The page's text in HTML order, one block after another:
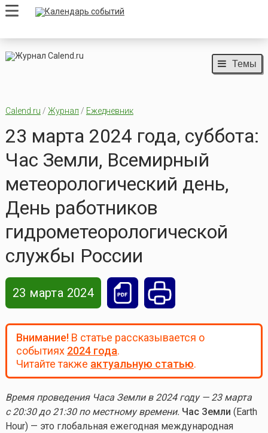
Темы
Calend.ru / Журнал / Ежедневник
23 марта 2024 года, суббота:
Час Земли, Всемирный
метеорологический день,
День работников
гидрометеорологической
службы России
23 марта 2024
Внимание!В статье рассказывается о
событиях 2024 года.
Читайте также актуальную статью.
Время проведения Часа Земли в 2024 году — 23 марта
с 20:30 до 21:30 по местному времени. Час Земли (Earth
Hour) — это глобальная ежегодная международная